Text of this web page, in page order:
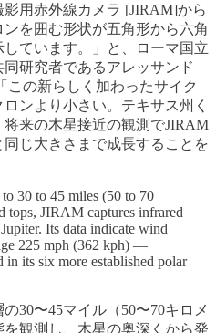
影用赤外線カメラ [JIRAM]から
を囲む形状が五角形から六角
ています。」と、ローマ国立
研究者であるアレッサンド
この新らしく加わったサイク
ンより小さい。テキサス州く
来の木星接近の観測でJIRAM
じ大きさまで成長することを
30 to 45 miles (50 to 70
tops, JIRAM captures infrared
Its data indicate wind
225 mph (362 kph) —
its six more established polar
30〜45マイル（50〜70キロメ
観測し、木星の奥深くから発